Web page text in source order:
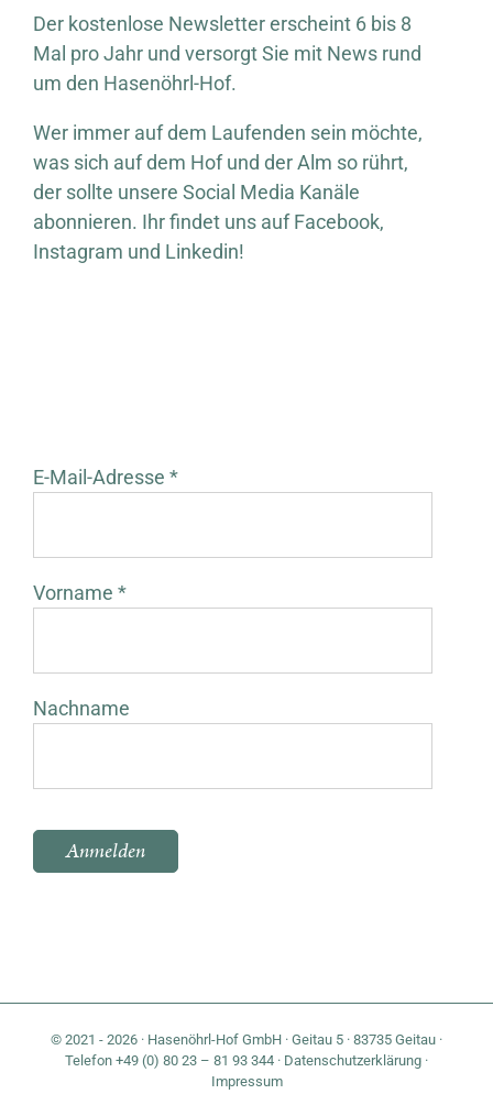
Der kostenlose Newsletter erscheint 6 bis 8
Mal pro Jahr und versorgt Sie mit News rund
um den Hasenöhrl-Hof.
Wer immer auf dem Laufenden sein möchte,
was sich auf dem Hof und der Alm so rührt,
der sollte unsere Social Media Kanäle
abonnieren. Ihr findet uns auf Facebook,
Instagram und Linkedin!
E-Mail-Adresse *
Vorname *
Nachname
Bitte lasse dieses Feld leer.
© 2021 - 2026 · Hasenöhrl-Hof GmbH · Geitau 5 · 83735 Geitau ·
Telefon +49 (0) 80 23 – 81 93 344 · Datenschutzerklärung ·
Impressum